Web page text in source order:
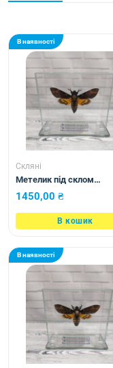
В наявності
Скляні
Метелик під склом
Acherontia atropos
1450,00 ₴
В кошик
В наявності